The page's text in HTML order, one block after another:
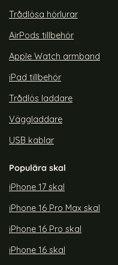
Trådlösa hörlurar
AirPods tillbehör
Apple Watch armband
iPad tillbehör
Trådlös laddare
Väggladdare
USB kablar
Populära skal
iPhone 17 skal
iPhone 16 Pro Max skal
iPhone 16 Pro skal
iPhone 16 skal